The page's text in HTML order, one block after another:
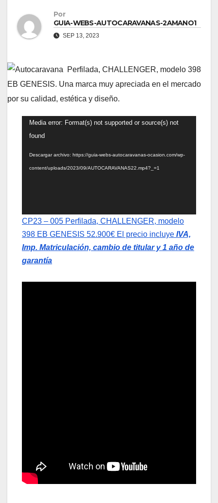
Por
GUIA-WEBS-AUTOCARAVANAS-2AMANO1
SEP 13, 2023
Reproductor
de
Media error: Format(s) not supported or source(s) not
found
Descargar archivo: https://guia-webs-autocaravanas-ocasion.com/wp-
content/uploads/2023/09/AUTOCARAVANAS22.mp4?_=1
CP23 – 005 Perfilada, CHALLENGER, modelo
398 EB GENESIS 52.900€ El precio incluye IVA,
Imp. Matriculación, cambio de titular y 1 año de
garantía